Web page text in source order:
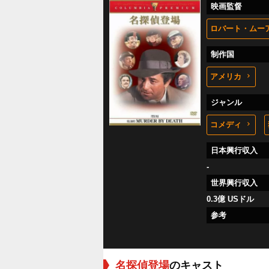
映画監督
ロバート・ムー
制作国
アメリカ
ジャンル
コメディ
日本興行収入
-
世界興行収入
0.3億 USドル
参考
名探偵登場のキャスト